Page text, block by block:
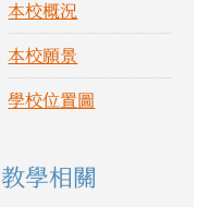
本校概況
本校願景
學校位置圖
教學相關